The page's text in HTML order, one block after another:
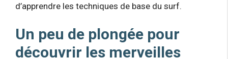
d’apprendre les techniques de base du surf.
Un peu de plongée pour
découvrir les merveilles